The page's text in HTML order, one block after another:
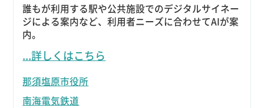
誰もが利用する駅や公共施設でのデジタルサイネー
ジによる案内など、利用者ニーズに合わせてAIが案
内。
...詳しくはこちら
那須塩原市役所
南海電気鉄道